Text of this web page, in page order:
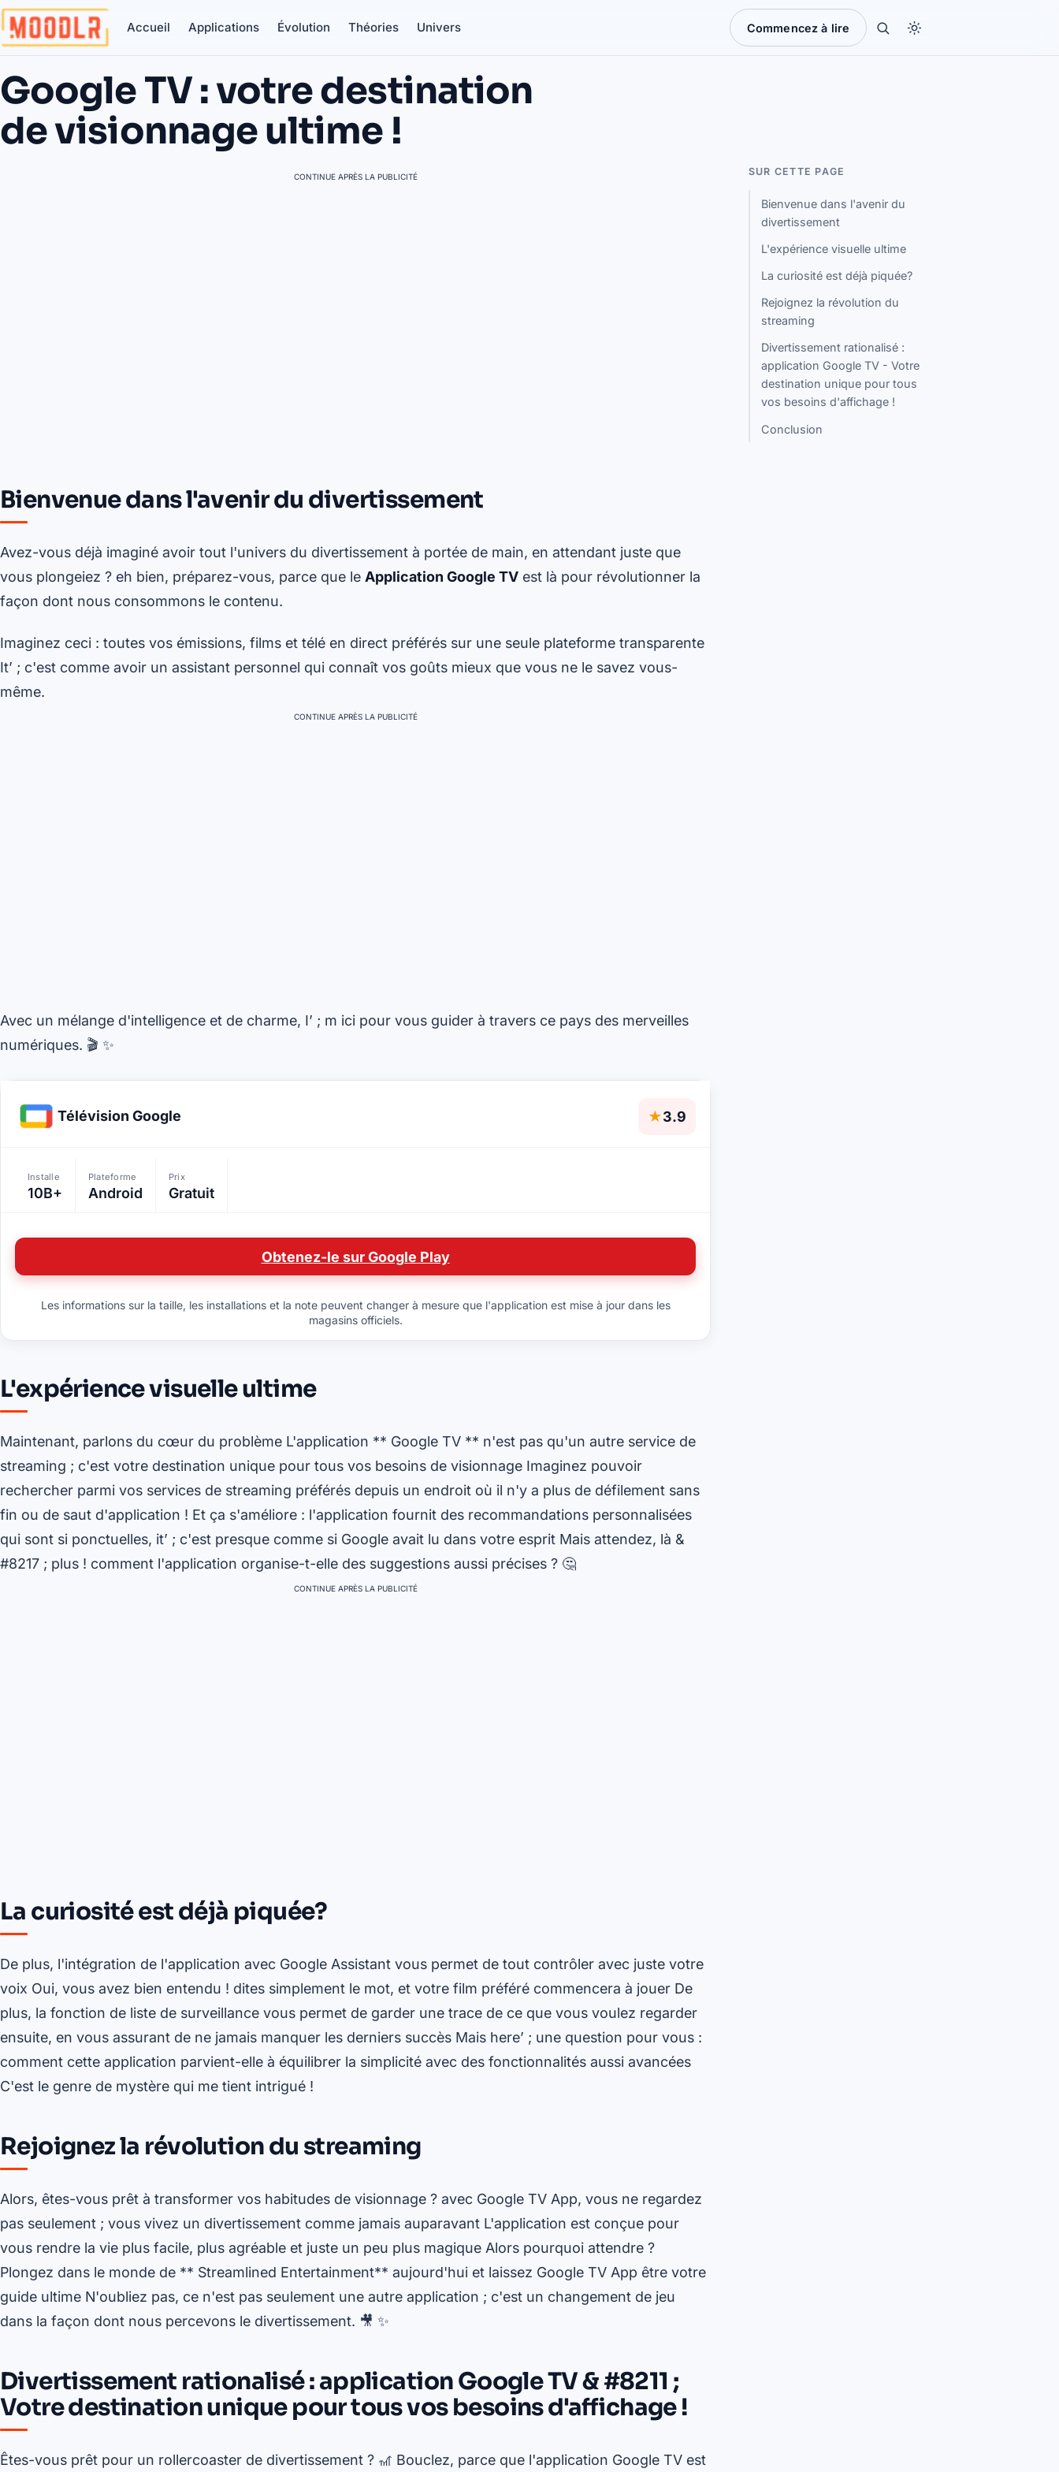
Accueil Applications Évolution Théories Univers Commencez à lire
Google TV : votre destination
de visionnage ultime !
CONTINUE APRÈS LA PUBLICITÉ
Bienvenue dans l'avenir du divertissement
Avez-vous déjà imaginé avoir tout l'univers du divertissement à portée de main, en attendant juste que
vous plongeiez ? eh bien, préparez-vous, parce que le Application Google TV est là pour révolutionner la
façon dont nous consommons le contenu.
Imaginez ceci : toutes vos émissions, films et télé en direct préférés sur une seule plateforme transparente
It’ ; c'est comme avoir un assistant personnel qui connaît vos goûts mieux que vous ne le savez vous-
même.
CONTINUE APRÈS LA PUBLICITÉ
Avec un mélange d'intelligence et de charme, I’ ; m ici pour vous guider à travers ce pays des merveilles
numériques. 🎬 ✨
Télévision Google ★3.9
Installe
10B+
Plateforme
Android
Prix
Gratuit
Obtenez-le sur Google Play
Les informations sur la taille, les installations et la note peuvent changer à mesure que l'application est mise à jour dans les
magasins officiels.
L'expérience visuelle ultime
Maintenant, parlons du cœur du problème L'application ** Google TV ** n'est pas qu'un autre service de
streaming ; c'est votre destination unique pour tous vos besoins de visionnage Imaginez pouvoir
rechercher parmi vos services de streaming préférés depuis un endroit où il n'y a plus de défilement sans
fin ou de saut d'application ! Et ça s'améliore : l'application fournit des recommandations personnalisées
qui sont si ponctuelles, it’ ; c'est presque comme si Google avait lu dans votre esprit Mais attendez, là &
#8217 ; plus ! comment l'application organise-t-elle des suggestions aussi précises ? 🤔
CONTINUE APRÈS LA PUBLICITÉ
La curiosité est déjà piquée?
De plus, l'intégration de l'application avec Google Assistant vous permet de tout contrôler avec juste votre
voix Oui, vous avez bien entendu ! dites simplement le mot, et votre film préféré commencera à jouer De
plus, la fonction de liste de surveillance vous permet de garder une trace de ce que vous voulez regarder
ensuite, en vous assurant de ne jamais manquer les derniers succès Mais here’ ; une question pour vous :
comment cette application parvient-elle à équilibrer la simplicité avec des fonctionnalités aussi avancées
C'est le genre de mystère qui me tient intrigué !
Rejoignez la révolution du streaming
Alors, êtes-vous prêt à transformer vos habitudes de visionnage ? avec Google TV App, vous ne regardez
pas seulement ; vous vivez un divertissement comme jamais auparavant L'application est conçue pour
vous rendre la vie plus facile, plus agréable et juste un peu plus magique Alors pourquoi attendre ?
Plongez dans le monde de ** Streamlined Entertainment** aujourd'hui et laissez Google TV App être votre
guide ultime N'oubliez pas, ce n'est pas seulement une autre application ; c'est un changement de jeu
dans la façon dont nous percevons le divertissement. 🎥 ✨
Divertissement rationalisé : application Google TV & #8211 ;
Votre destination unique pour tous vos besoins d'affichage !
Êtes-vous prêt pour un rollercoaster de divertissement ? 🎢 Bouclez, parce que l'application Google TV est
SUR CETTE PAGE
Bienvenue dans l'avenir du
divertissement
L'expérience visuelle ultime
La curiosité est déjà piquée?
Rejoignez la révolution du
streaming
Divertissement rationalisé :
application Google TV - Votre
destination unique pour tous
vos besoins d'affichage !
Conclusion